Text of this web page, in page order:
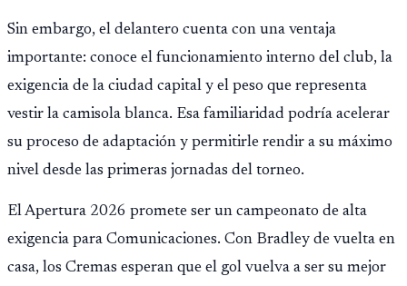
Sin embargo, el delantero cuenta con una ventaja
importante: conoce el funcionamiento interno del club, la
exigencia de la ciudad capital y el peso que representa
vestir la camisola blanca. Esa familiaridad podría acelerar
su proceso de adaptación y permitirle rendir a su máximo
nivel desde las primeras jornadas del torneo.
El Apertura 2026 promete ser un campeonato de alta
exigencia para Comunicaciones. Con Bradley de vuelta en
casa, los Cremas esperan que el gol vuelva a ser su mejor